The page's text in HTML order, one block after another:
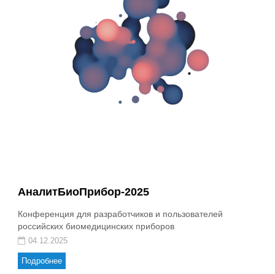
АналитБиоПрибор-2025
Конференция для разработчиков и пользователей
российских биомедицинских приборов
04.12.2025
Подробнее